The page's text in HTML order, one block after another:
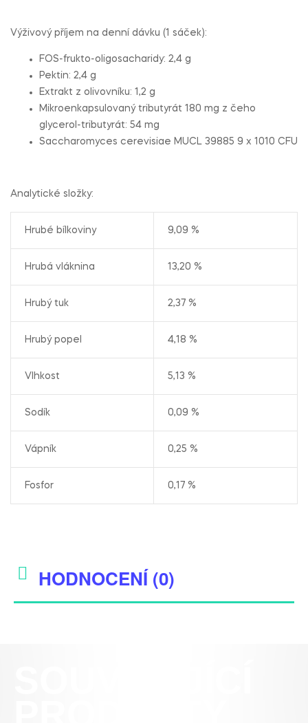
Výživový příjem na denní dávku (1 sáček):
FOS-frukto-oligosacharidy: 2,4 g
Pektin: 2,4 g
Extrakt z olivovníku: 1,2 g
Mikroenkapsulovaný tributyrát 180 mg z čeho
glycerol-tributyrát: 54 mg
Saccharomyces cerevisiae MUCL 39885 9 x 1010 CFU
Analytické složky:
Hrubé bílkoviny 9,09 %
Hrubá vláknina 13,20 %
Hrubý tuk 2,37 %
Hrubý popel 4,18 %
Vlhkost 5,13 %
Sodík 0,09 %
Vápník 0,25 %
Fosfor 0,17 %
HODNOCENÍ (0)